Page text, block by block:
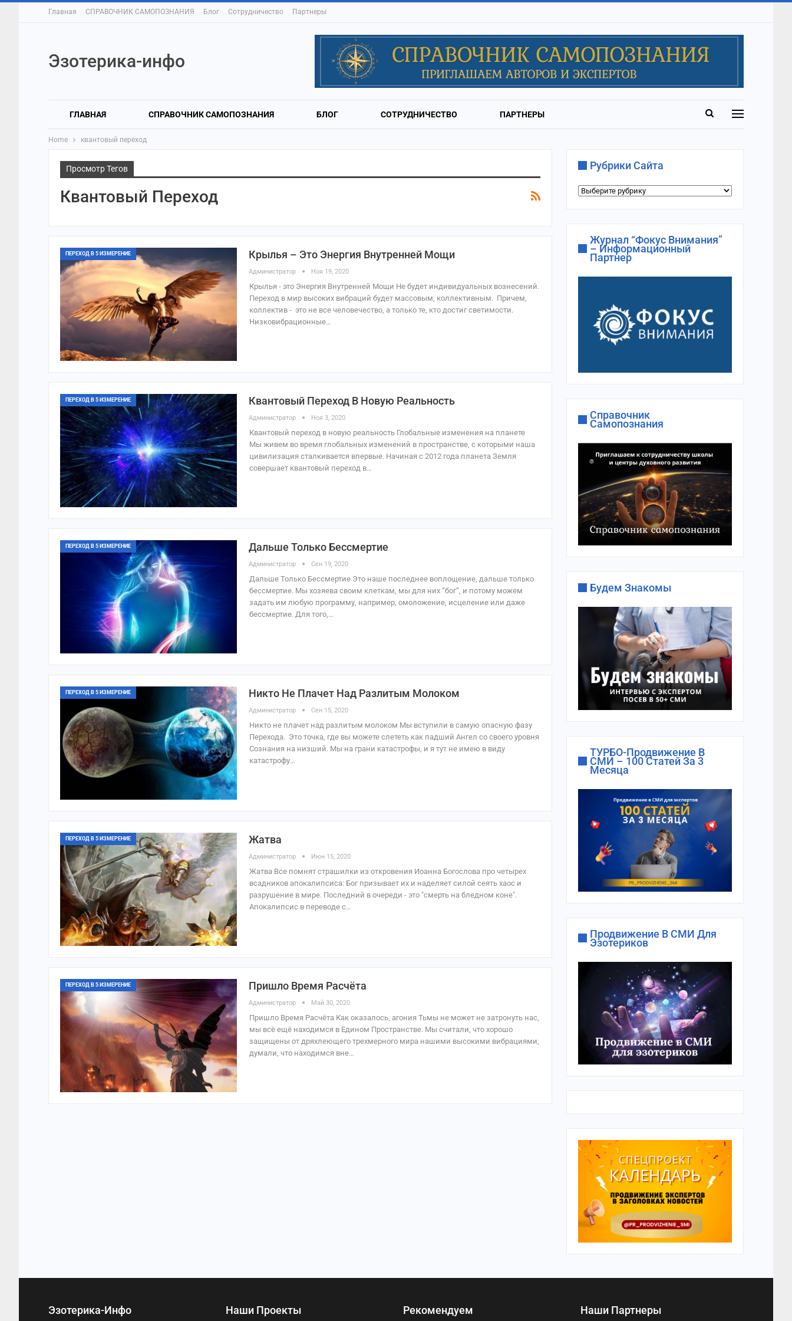
Главная СПРАВОЧНИК САМОПОЗНАНИЯ Блог Сотрудничество Партнеры
Эзотерика-инфо
ГЛАВНАЯ СПРАВОЧНИК САМОПОЗНАНИЯ БЛОГ СОТРУДНИЧЕСТВО ПАРТНЕРЫ
Home квантовый переход
Просмотр Тегов
Квантовый Переход
ПЕРЕХОД В 5 ИЗМЕРЕНИЕ Крылья – Это Энергия Внутренней Мощи
Администратор Ноя 19, 2020
Крылья - это Энергия Внутренней Мощи Не будет индивидуальных вознесений.
Переход в мир высоких вибраций будет массовым, коллективным. Причем,
коллектив - это не все человечество, а только те, кто достиг светимости.
Низковибрационные…
ПЕРЕХОД В 5 ИЗМЕРЕНИЕ Квантовый Переход В Новую Реальность
Администратор Ноя 3, 2020
Квантовый переход в новую реальность Глобальные изменения на планете
Мы живем во время глобальных изменений в пространстве, с которыми наша
цивилизация сталкивается впервые. Начиная с 2012 года планета Земля
совершает квантовый переход в…
ПЕРЕХОД В 5 ИЗМЕРЕНИЕ Дальше Только Бессмертие
Администратор Сен 19, 2020
Дальше Только Бессмертие Это наше последнее воплощение, дальше только
бессмертие. Мы хозяева своим клеткам, мы для них “бог”, и потому можем
задать им любую программу, например, омоложение, исцеление или даже
бессмертие. Для того,…
ПЕРЕХОД В 5 ИЗМЕРЕНИЕ Никто Не Плачет Над Разлитым Молоком
Администратор Сен 15, 2020
Никто не плачет над разлитым молоком Мы вступили в самую опасную фазу
Перехода. Это точка, где вы можете слететь как падший Ангел со своего уровня
Сознания на низший. Мы на грани катастрофы, и я тут не имею в виду
катастрофу…
ПЕРЕХОД В 5 ИЗМЕРЕНИЕ Жатва
Администратор Июн 15, 2020
Жатва Все помнят страшилки из откровения Иоанна Богослова про четырех
всадников апокалипсиса: Бог призывает их и наделяет силой сеять хаос и
разрушение в мире. Последний в очереди - это "смерть на бледном коне".
Апокалипсис в переводе с…
ПЕРЕХОД В 5 ИЗМЕРЕНИЕ Пришло Время Расчёта
Администратор Май 30, 2020
Пришло Время Расчёта Как оказалось, агония Тьмы не может не затронуть нас,
мы всё ещё находимся в Едином Пространстве. Мы считали, что хорошо
защищены от дряхлеющего трехмерного мира нашими высокими вибрациями,
думали, что находимся вне…
Рубрики Сайта
Рубрики
Журнал “Фокус Внимания”
– Информационный
Партнер
Справочник
Самопознания
Будем Знакомы
ТУРБО-Продвижение В
СМИ – 100 Статей За 3
Месяца
Продвижение В СМИ Для
Эзотериков
Эзотерика-Инфо Наши Проекты Рекомендуем Наши Партнеры